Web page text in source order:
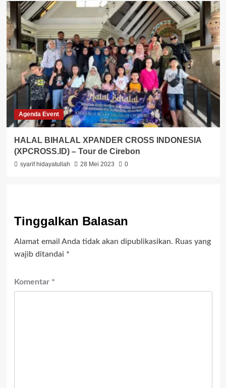
Agenda Event
HALAL BIHALAL XPANDER CROSS INDONESIA
(XPCROSS.ID) – Tour de Cirebon
syarif hidayatullah 28 Mei 2023 0
Tinggalkan Balasan
Alamat email Anda tidak akan dipublikasikan. Ruas yang
wajib ditandai *
Komentar *